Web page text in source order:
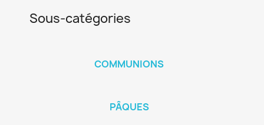
Sous-catégories
COMMUNIONS
PÂQUES